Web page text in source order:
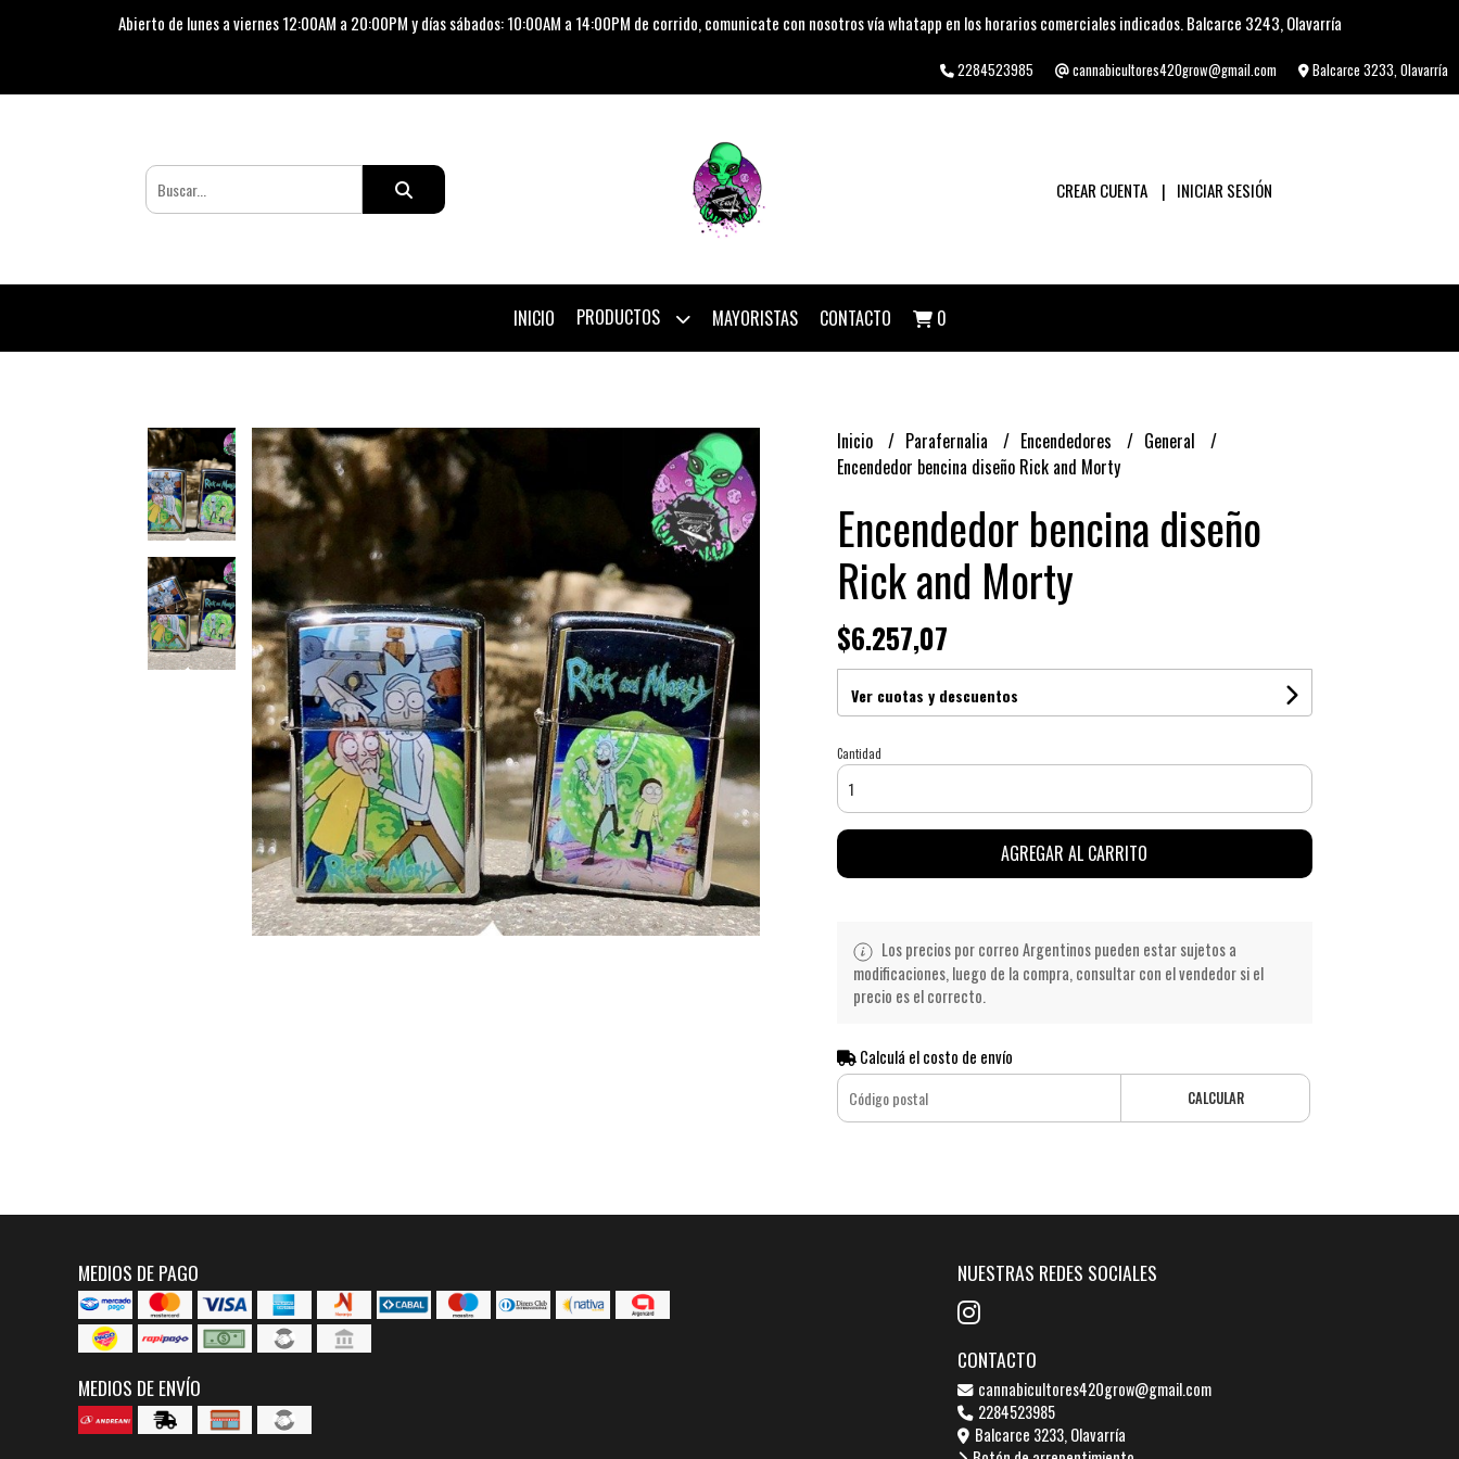
Abierto de lunes a viernes 12:00AM a 20:00PM y días sábados: 10:00AM a 14:00PM de corrido, comunicate con nosotros vía whatapp en los horarios comerciales indicados. Balcarce 3243, Olavarría
2284523985 cannabicultores420grow@gmail.com Balcarce 3233, Olavarría
CREAR CUENTA INICIAR SESIÓN
INICIO PRODUCTOS MAYORISTAS CONTACTO 0
Inicio Parafernalia Encendedores
General
Encendedor bencina diseño Rick and Morty
Encendedor bencina diseño
Rick and Morty
$6.257,07
Ver cuotas y descuentos
Cantidad
AGREGAR AL CARRITO
Los precios por correo Argentinos pueden estar sujetos a
modificaciones, luego de la compra, consultar con el vendedor si el
precio es el correcto.
Calculá el costo de envío
CALCULAR
MEDIOS DE PAGO
MEDIOS DE ENVÍO
NUESTRAS REDES SOCIALES
CONTACTO
cannabicultores420grow@gmail.com
2284523985
Balcarce 3233, Olavarría